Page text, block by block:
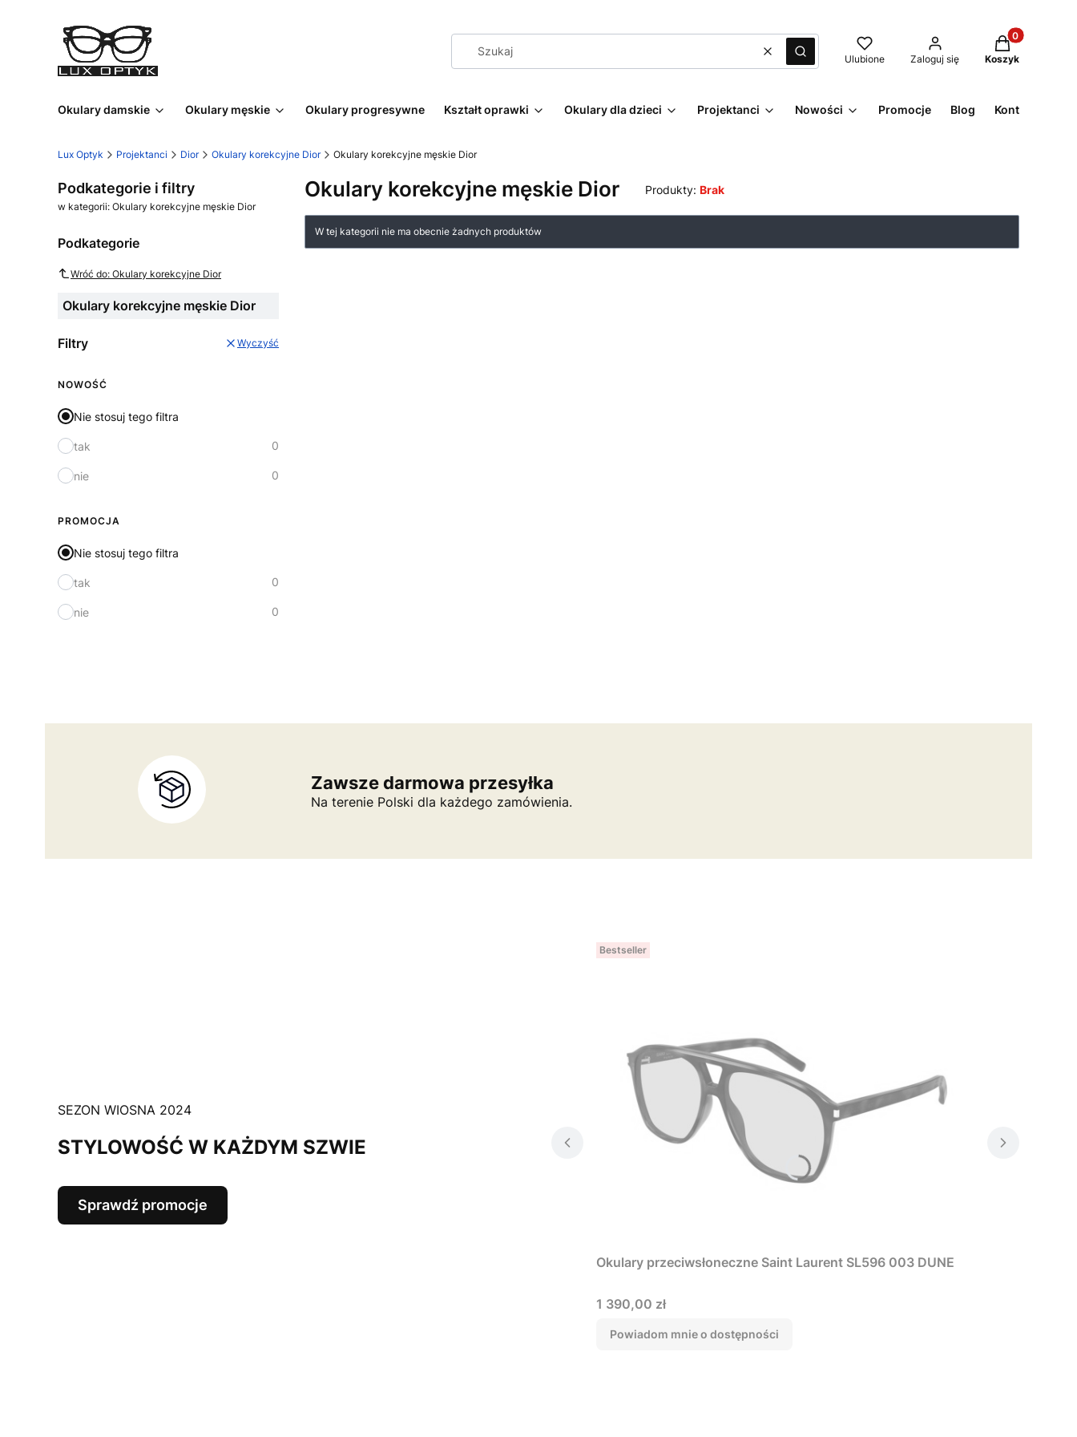
WyczyśćSzukaj Ulubione Zaloguj się
Produkty w
Koszyk
Okulary damskie Okulary męskie Okulary progresywne Kształt oprawki Okulary dla dzieci Projektanci Nowości Promocje Blog Kontakt
Lux Optyk Projektanci Dior Okulary korekcyjne Dior Okulary korekcyjne męskie Dior
Podkategorie i filtry
w kategorii: Okulary korekcyjne męskie Dior
Podkategorie
Wróć do: Okulary korekcyjne Dior
Okulary korekcyjne męskie Dior
Filtry Wyczyść
NOWOŚĆ
Nie stosuj tego filtra
tak 0
nie 0
PROMOCJA
Nie stosuj tego filtra
tak 0
nie 0
Okulary korekcyjne męskie Dior Produkty: Brak
Lista produktów
W tej kategorii nie ma obecnie żadnych produktów
Zawsze darmowa przesyłka
Na terenie Polski dla każdego zamówienia.
SEZON WIOSNA 2024
STYLOWOŚĆ W KAŻDYM SZWIE
Sprawdź promocje
Bestseller
Okulary przeciwsłoneczne Saint Laurent SL596 003 DUNE
Cena
1 390,00 zł
Powiadom mnie o dostępności